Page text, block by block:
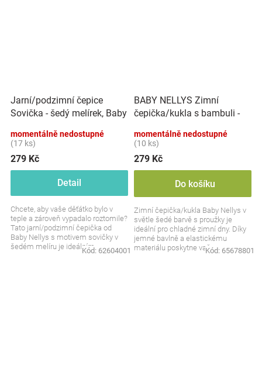
Jarní/podzimní čepice
Sovička - šedý melírek, Baby
momentálně nedostupné
(17 ks)
279 Kč
Detail
Chcete, aby vaše děťátko bylo v
teple a zároveň vypadalo roztomile?
Tato jarní/podzimní čepička od
Baby Nellys s motivem sovičky v
šedém melíru je ideálním
doplňkem na přechodné...
Kód: 62604001
BABY NELLYS Zimní
čepička/kukla s bambuli -
momentálně nedostupné
(10 ks)
279 Kč
Do košíku
Zimní čepička/kukla Baby Nellys v
světle šedé barvě s proužky je
ideální pro chladné zimní dny. Díky
jemné bavlně a elastickému
materiálu poskytne vašemu
Kód: 65678801